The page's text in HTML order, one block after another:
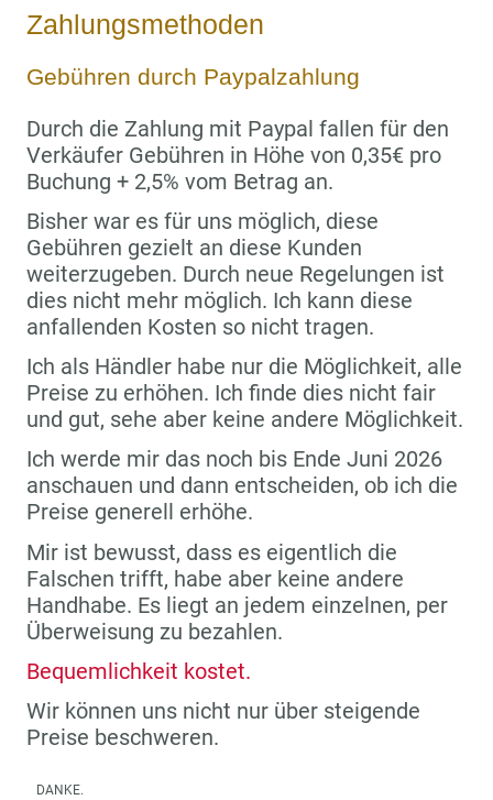
Zahlungsmethoden
Gebühren durch Paypalzahlung
Durch die Zahlung mit Paypal fallen für den
Verkäufer Gebühren in Höhe von 0,35€ pro
Buchung + 2,5% vom Betrag an.
Bisher war es für uns möglich, diese
Gebühren gezielt an diese Kunden
weiterzugeben. Durch neue Regelungen ist
dies nicht mehr möglich. Ich kann diese
anfallenden Kosten so nicht tragen.
Ich als Händler habe nur die Möglichkeit, alle
Preise zu erhöhen. Ich finde dies nicht fair
und gut, sehe aber keine andere Möglichkeit.
Ich werde mir das noch bis Ende Juni 2026
anschauen und dann entscheiden, ob ich die
Preise generell erhöhe.
Mir ist bewusst, dass es eigentlich die
Falschen trifft, habe aber keine andere
Handhabe. Es liegt an jedem einzelnen, per
Überweisung zu bezahlen.
Bequemlichkeit kostet.
Wir können uns nicht nur über steigende
Preise beschweren.
DANKE.